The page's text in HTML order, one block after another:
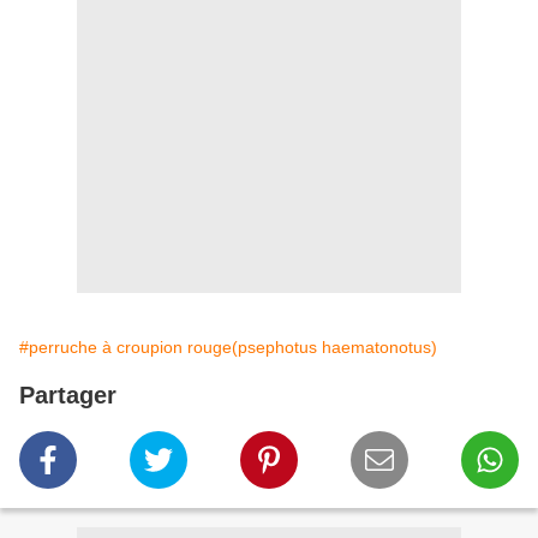
#perruche à croupion rouge(psephotus haematonotus)
Partager